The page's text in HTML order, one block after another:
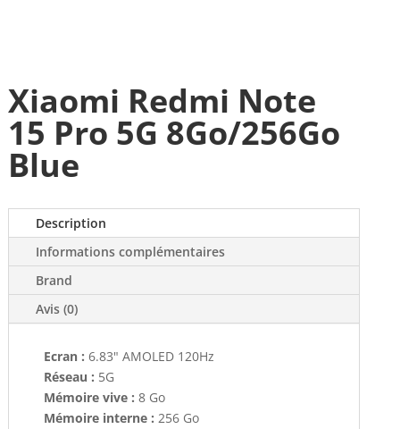
Xiaomi Redmi Note
15 Pro 5G 8Go/256Go
Blue
Description
Informations complémentaires
Brand
Avis (0)
Ecran : 6.83" AMOLED 120Hz
Réseau : 5G
Mémoire vive : 8 Go
Mémoire interne : 256 Go